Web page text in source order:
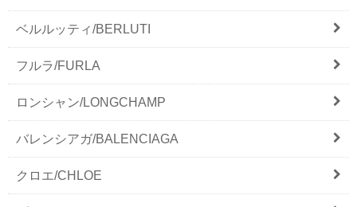
ベルルッティ/BERLUTI
フルラ/FURLA
ロンシャン/LONGCHAMP
バレンシアガ/BALENCIAGA
クロエ/CHLOE